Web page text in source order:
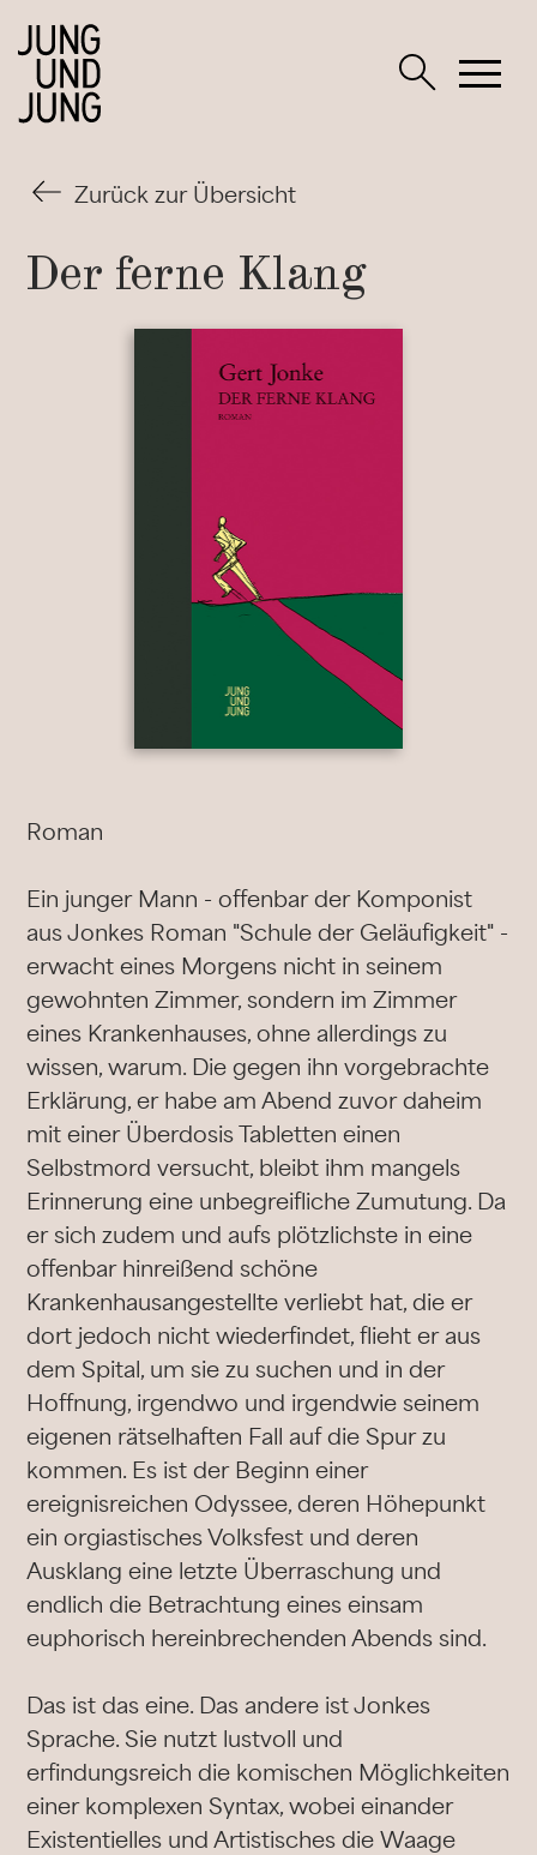
Zurück zur Übersicht
Der ferne Klang
Roman
Ein junger Mann - offenbar der Komponist
aus Jonkes Roman "Schule der Geläufigkeit" -
erwacht eines Morgens nicht in seinem
gewohnten Zimmer, sondern im Zimmer
eines Krankenhauses, ohne allerdings zu
wissen, warum. Die gegen ihn vorgebrachte
Erklärung, er habe am Abend zuvor daheim
mit einer Überdosis Tabletten einen
Selbstmord versucht, bleibt ihm mangels
Erinnerung eine unbegreifliche Zumutung. Da
er sich zudem und aufs plötzlichste in eine
offenbar hinreißend schöne
Krankenhausangestellte verliebt hat, die er
dort jedoch nicht wiederfindet, flieht er aus
dem Spital, um sie zu suchen und in der
Hoffnung, irgendwo und irgendwie seinem
eigenen rätselhaften Fall auf die Spur zu
kommen. Es ist der Beginn einer
ereignisreichen Odyssee, deren Höhepunkt
ein orgiastisches Volksfest und deren
Ausklang eine letzte Überraschung und
endlich die Betrachtung eines einsam
euphorisch hereinbrechenden Abends sind.
Das ist das eine. Das andere ist Jonkes
Sprache. Sie nutzt lustvoll und
erfindungsreich die komischen Möglichkeiten
einer komplexen Syntax, wobei einander
Existentielles und Artistisches die Waage